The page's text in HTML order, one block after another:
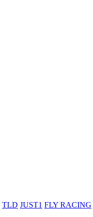
TLD JUST1 FLY RACING